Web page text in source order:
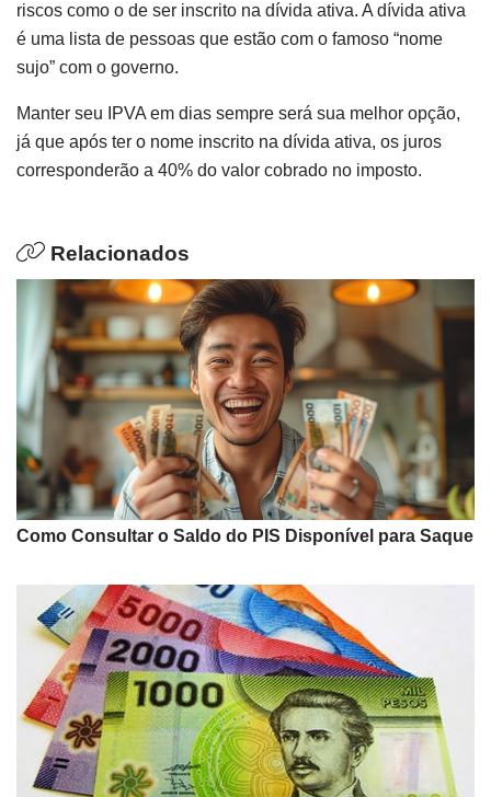
riscos como o de ser inscrito na dívida ativa. A dívida ativa
é uma lista de pessoas que estão com o famoso “nome
sujo” com o governo.
Manter seu IPVA em dias sempre será sua melhor opção,
já que após ter o nome inscrito na dívida ativa, os juros
corresponderão a 40% do valor cobrado no imposto.
Relacionados
Como Consultar o Saldo do PIS Disponível para Saque